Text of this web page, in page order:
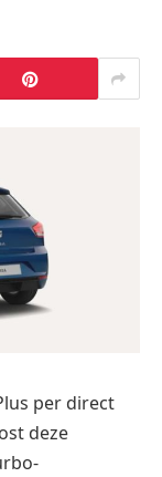
per direct
deze